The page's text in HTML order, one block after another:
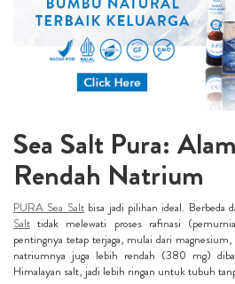
Sea Salt Pura:
Rendah Natrium
PURA Sea Saltbisa jadi pilihan ideal. Berbeda
Salt tidak melewati proses rafinasi
pentingnya tetap terjaga, mulai dari
natriumnya juga lebih rendah (380 mg)
Himalayan salt, jadi lebih ringan untuk tubuh